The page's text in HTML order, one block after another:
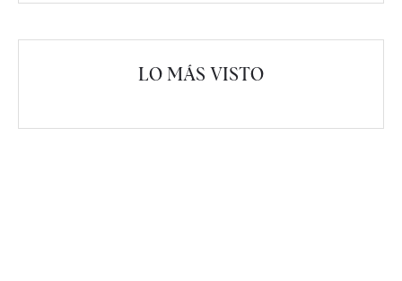
LO MÁS VISTO